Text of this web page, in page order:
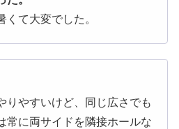
くて大変でした。
りやすいけど、同じ広さでも
常に両サイドを隣接ホールな